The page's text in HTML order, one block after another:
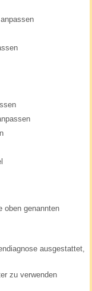
oben genannten
ausgestattet,
zu verwenden